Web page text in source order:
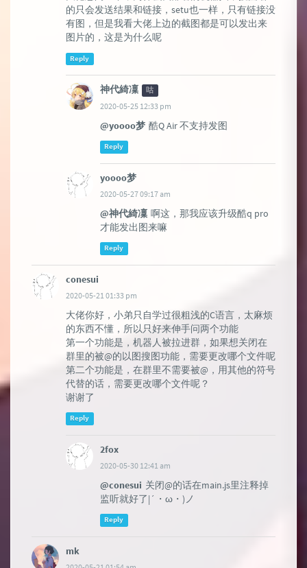
的只会发送结果和链接，setu也一样，只有链接没
有图，但是我看大佬上边的截图都是可以发出来
图片的，这是为什么呢
Reply
神代綺凜 咕
2020-05-25 12:33 pm
@yoooo梦 酷Q Air 不支持发图
Reply
yoooo梦
2020-05-27 09:17 am
@神代綺凜 啊这，那我应该升级酷q pro
才能发出图来嘛
Reply
conesui
2020-05-21 01:33 pm
大佬你好，小弟只自学过很粗浅的C语言，太麻烦
的东西不懂，所以只好来伸手问两个功能
第一个功能是，机器人被拉进群，如果想关闭在
群里的被@的以图搜图功能，需要更改哪个文件呢
第二个功能是，在群里不需要被@，用其他的符号
代替的话，需要更改哪个文件呢？
谢谢了
Reply
2fox
2020-05-30 12:41 am
@conesui 关闭@的话在main.js里注释掉
监听就好了|´・ω・)ノ
Reply
mk